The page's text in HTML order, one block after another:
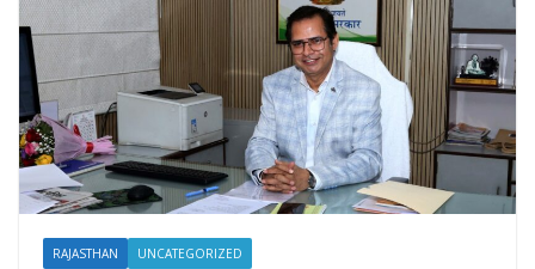
RAJASTHAN UNCATEGORIZED